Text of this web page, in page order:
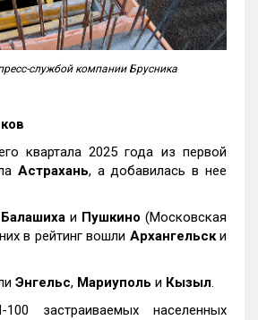
службой компании Брусника
квартала 2025 года из первой
Астрахань, а добавилась в нее
Балашиха и Пушкино (Московская
в рейтинг вошли Архангельски
Энгельс, Мариуполь и Кызыл.
застраиваемых населенных